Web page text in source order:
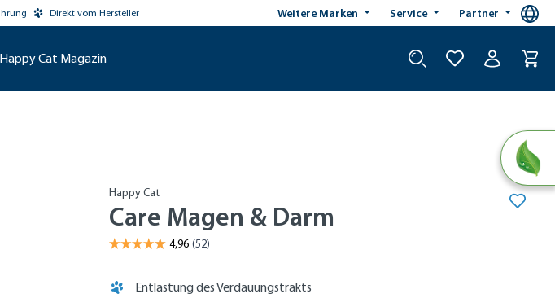
Direkt vom Hersteller Weitere Marken Service Partner
Happy Cat Magazin
Happy Cat
Care Magen & Darm
Entlastung des Verdauungstrakts